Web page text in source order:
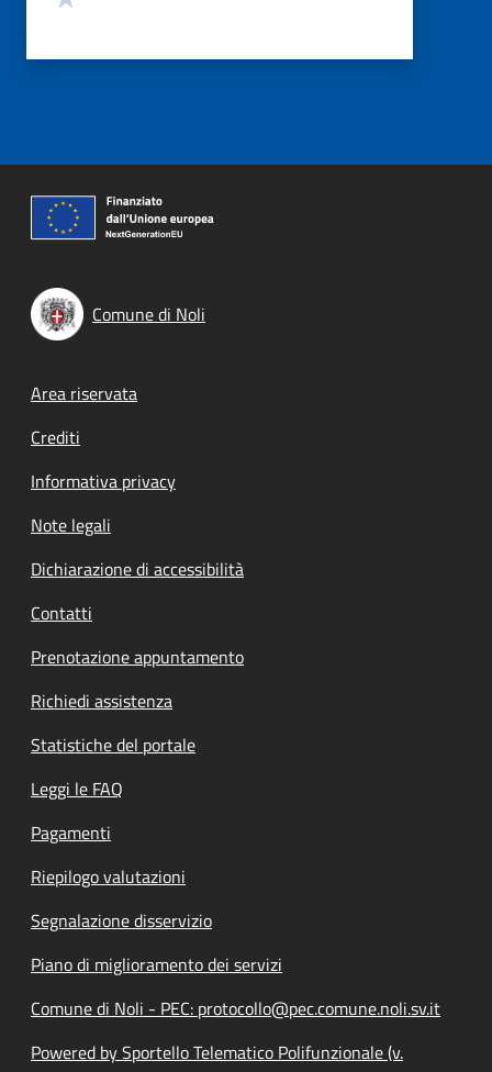
Comune di Noli
Footer menu
Area riservata
Crediti
Informativa privacy
Note legali
Dichiarazione di accessibilità
Contatti
Prenotazione appuntamento
Richiedi assistenza
Statistiche del portale
Leggi le FAQ
Pagamenti
Riepilogo valutazioni
Segnalazione disservizio
Piano di miglioramento dei servizi
Comune di Noli - PEC: protocollo@pec.comune.noli.sv.it
Powered by Sportello Telematico Polifunzionale (v.